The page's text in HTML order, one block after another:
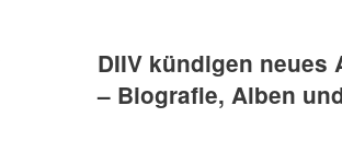
DIIV kündigen neues
– Biografie, Alben